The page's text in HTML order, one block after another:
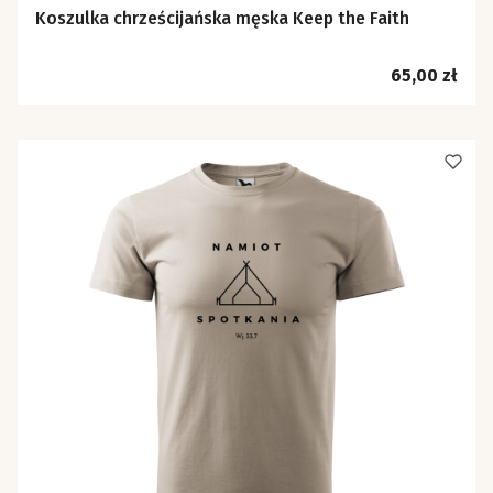
Koszulka chrześcijańska męska Keep the Faith
Cena
65,00 zł